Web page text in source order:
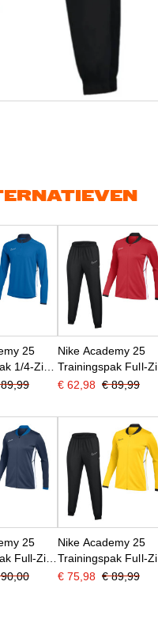
25
1/4-Zip
Nike Academy 25
Trainingspak Full-Zip
Rood Zwart Wit
€ 62,98 € 89,99
25
Full-Zip
Blauw
Nike Academy 25
Trainingspak Full-Zip
Geel Zwart Wit
€ 75,98 € 89,99